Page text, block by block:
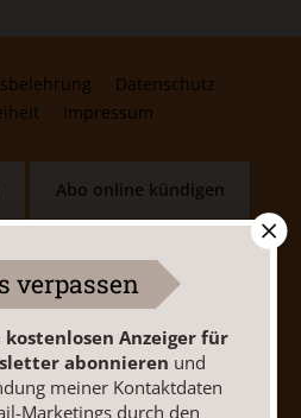
Datenschutz
Impressum
Abo online kündigen
verpassen
kostenlosen Anzeiger für
abonnieren und
meiner Kontaktdaten
Marketings durch den